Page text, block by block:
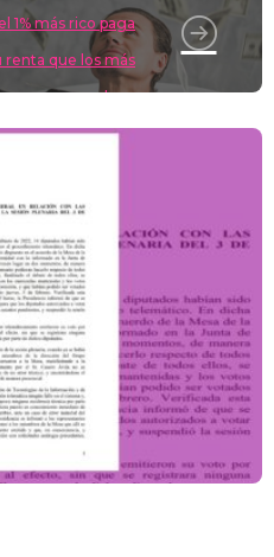
1% más rico paga
renta que los más
pobres